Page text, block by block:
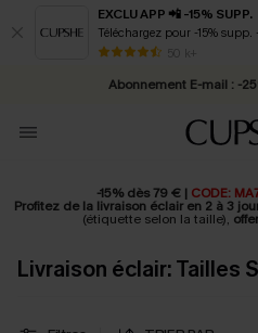
EXCLU APP 📲 -15% SUPP.
Téléchargez pour -15% supp.
50 k+
* Livraison éclair 2-
Abonnement E-mail : -
-15% dès 79 € | CODE:
Profitez de la livraison éclair en 2 à 3
(étiquette selon la taille),
Livraison éclair: Tailles S